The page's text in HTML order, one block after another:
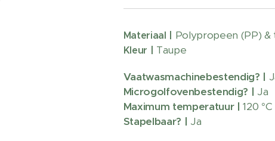
Materiaal | Polypropeen (PP) &
Kleur | Taupe
Vaatwasmachinebestendig? |
Microgolfovenbestendig? | Ja
Maximum temperatuur |120 °C
Stapelbaar? | Ja